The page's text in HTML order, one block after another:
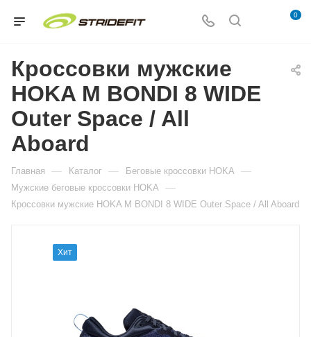
0
Кроссовки мужские
HOKA M BONDI 8 WIDE
Outer Space / All
Aboard
Главная — Каталог — Беговые кроссовки HOKA —
Мужские беговые кроссовки HOKA —
Кроссовки мужские HOKA M BONDI 8 WIDE Outer Space / All Aboard
Хит